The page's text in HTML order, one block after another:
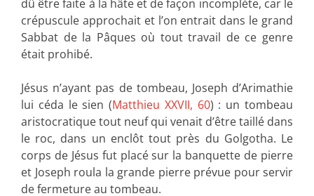
dû être faite à la hâte et de façon incomplète, car le
crépuscule approchait et l’on entrait dans le grand
Sabbat de la Pâques où tout travail de ce genre
était prohibé.
Jésus n’ayant pas de tombeau, Joseph d’Arimathie
lui céda le sien (Matthieu XXVII, 60) : un tombeau
aristocratique tout neuf qui venait d’être taillé dans
le roc, dans un enclôt tout près du Golgotha. Le
corps de Jésus fut placé sur la banquette de pierre
et Joseph roula la grande pierre prévue pour servir
de fermeture au tombeau.